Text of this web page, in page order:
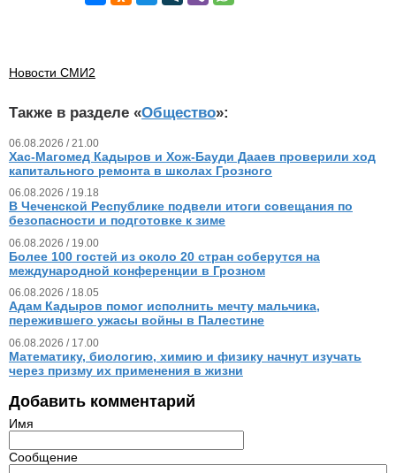
Новости СМИ2
Также в разделе «Общество»:
06.08.2026 / 21.00
Хас-Магомед Кадыров и Хож-Бауди Дааев проверили ход
капитального ремонта в школах Грозного
06.08.2026 / 19.18
В Чеченской Республике подвели итоги совещания по
безопасности и подготовке к зиме
06.08.2026 / 19.00
Более 100 гостей из около 20 стран соберутся на
международной конференции в Грозном
06.08.2026 / 18.05
Адам Кадыров помог исполнить мечту мальчика,
пережившего ужасы войны в Палестине
06.08.2026 / 17.00
Математику, биологию, химию и физику начнут изучать
через призму их применения в жизни
Добавить комментарий
Имя
Сообщение